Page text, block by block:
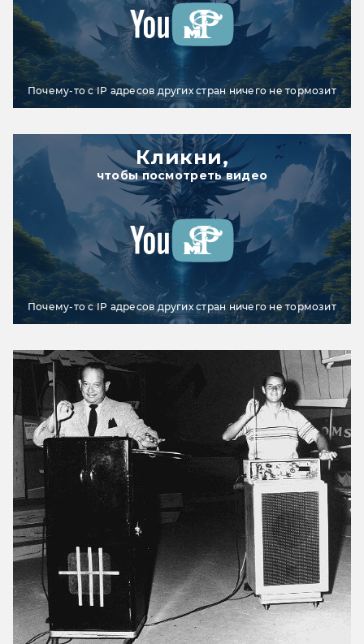
Почему-то с IP адресов других стран ничего не тормозит
Кликни,
чтобы посмотреть видео
Почему-то с IP адресов других стран ничего не тормозит